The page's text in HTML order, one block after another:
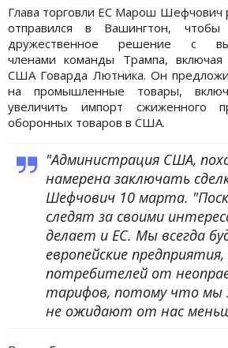
Глава торговли ЕС Марош Шефчович
отправился в Вашингтон, чтобы
дружественное решение с
членами команды Трампа, включая
США Говарда Лютника. Он
на промышленные товары,
увеличить импорт сжиженного
оборонных товаров в США.
"Администрация США,
намерена заключать
Шефчович 10 марта.
следят за своими
делает и ЕС. Мы всегда
европейские
потребителей от
тарифов, потому что мы
не ожидают от нас